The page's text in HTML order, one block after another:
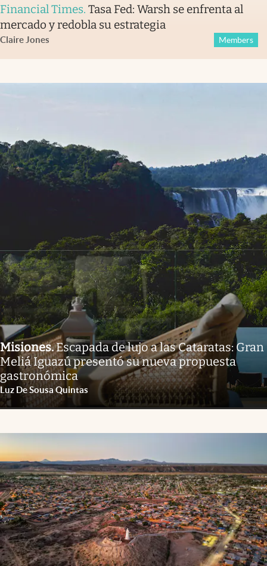
Financial Times. Tasa Fed: Warsh se enfrenta al
mercado y redobla su estrategia
Claire Jones Members
Misiones.Escapada de lujo a las Cataratas: Gran
Meliá Iguazú presentó su nueva propuesta
gastronómica
Luz De Sousa Quintas